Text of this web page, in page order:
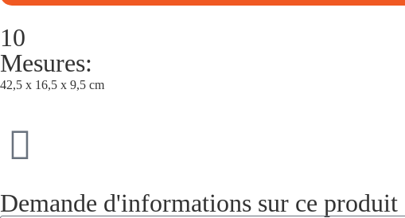
10
Mesures:
42,5 x 16,5 x 9,5 cm
Demande d'informations sur ce produit